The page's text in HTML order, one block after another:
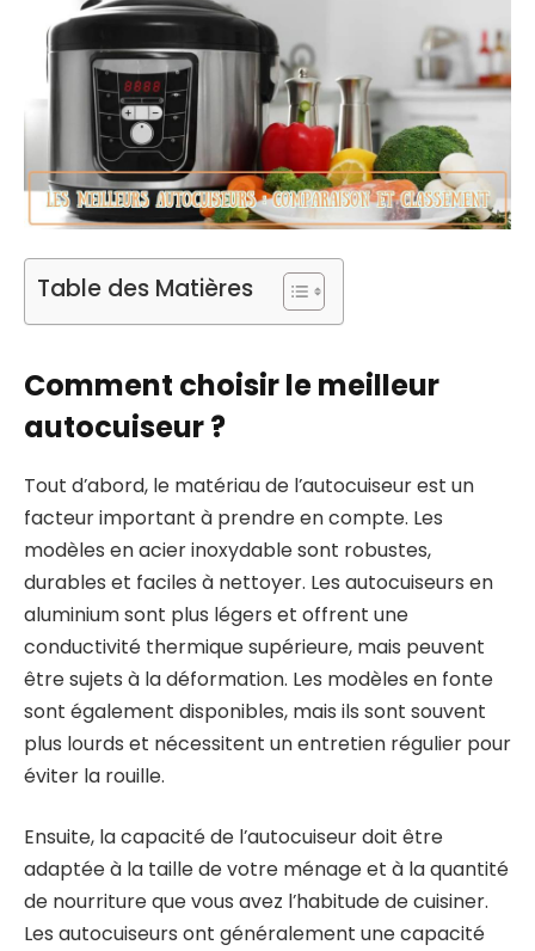
Table des Matières
Comment choisir le meilleur
autocuiseur ?
Tout d’abord, le matériau de l’autocuiseur est un
facteur important à prendre en compte. Les
modèles en acier inoxydable sont robustes,
durables et faciles à nettoyer. Les autocuiseurs en
aluminium sont plus légers et offrent une
conductivité thermique supérieure, mais peuvent
être sujets à la déformation. Les modèles en fonte
sont également disponibles, mais ils sont souvent
plus lourds et nécessitent un entretien régulier pour
éviter la rouille.
Ensuite, la capacité de l’autocuiseur doit être
adaptée à la taille de votre ménage et à la quantité
de nourriture que vous avez l’habitude de cuisiner.
Les autocuiseurs ont généralement une capacité